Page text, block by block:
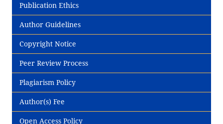
Publication Ethics
Author Guidelines
Copyright Notice
Peer Review Process
Plagiarism Policy
Author(s) Fee
Open Access Policy